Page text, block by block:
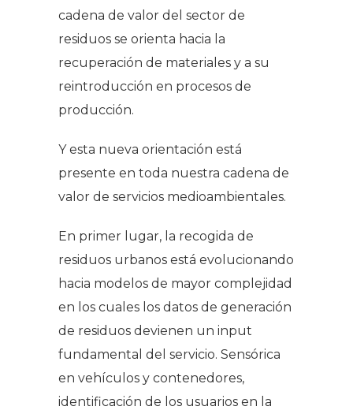
cadena de valor del sector de
residuos se orienta hacia la
recuperación de materiales y a su
reintroducción en procesos de
producción.
Y esta nueva orientación está
presente en toda nuestra cadena de
valor de servicios medioambientales.
En primer lugar, la recogida de
residuos urbanos está evolucionando
hacia modelos de mayor complejidad
en los cuales los datos de generación
de residuos devienen un input
fundamental del servicio. Sensórica
en vehículos y contenedores,
identificación de los usuarios en la